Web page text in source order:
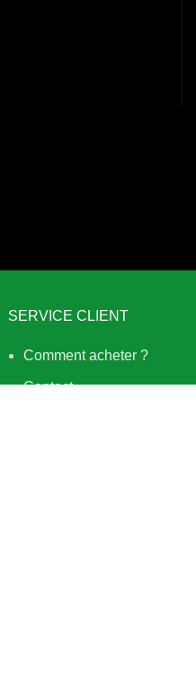
SERVICE CLIENT
Comment acheter ?
Contact